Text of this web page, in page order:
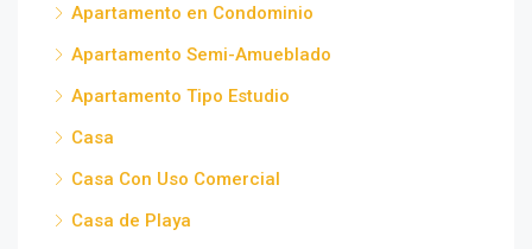
Apartamento en Condominio
Apartamento Semi-Amueblado
Apartamento Tipo Estudio
Casa
Casa Con Uso Comercial
Casa de Playa